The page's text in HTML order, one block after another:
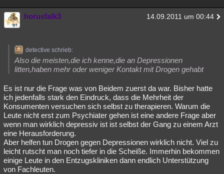
horusfalk3 14.09.2011 um 00:44
detective schrieb:
Also die meisten,die ich kenne,die an Depressionen
litten,haben mehr oder weniger Kontakt mit Drogen gehabt
Es ist nur die Frage was von Beidem zuerst da war. Bisher hatte
ich jedenfalls stark den Eindruck, dass die Mehrheit der
Konsumenten versuchen sich selbst zu therapieren. Warum die
Leute nicht erst zum Psychiater gehen ist eine andere Frage aber
wenn man wirklich depressiv ist ist selbst der Gang zu einem Arzt
eine Herausforderung.
Aber helfen tun Drogen gegen Depressionen wirklich nicht. Viel zu
leicht rutscht man noch tiefer in die Scheiße. Immerhin bekommen
einige Leute in den Entzugskliniken dann endlich Unterstützung
von Fachleuten.